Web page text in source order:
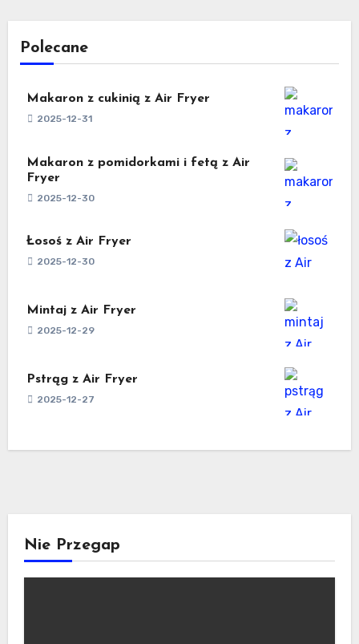
Polecane
Makaron z cukinią z Air Fryer
2025-12-31
Makaron z pomidorkami i fetą z Air
Fryer
2025-12-30
Łosoś z Air Fryer
2025-12-30
Mintaj z Air Fryer
2025-12-29
Pstrąg z Air Fryer
2025-12-27
Nie Przegap